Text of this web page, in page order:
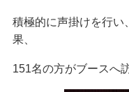
積極的に声掛けを行い
果、
151名の方がブースへ